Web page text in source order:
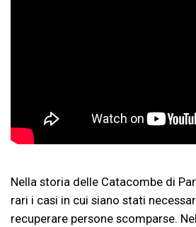
Nella storia delle Catacombe di
rari i casi in cui siano stati
recuperare persone scomparse.